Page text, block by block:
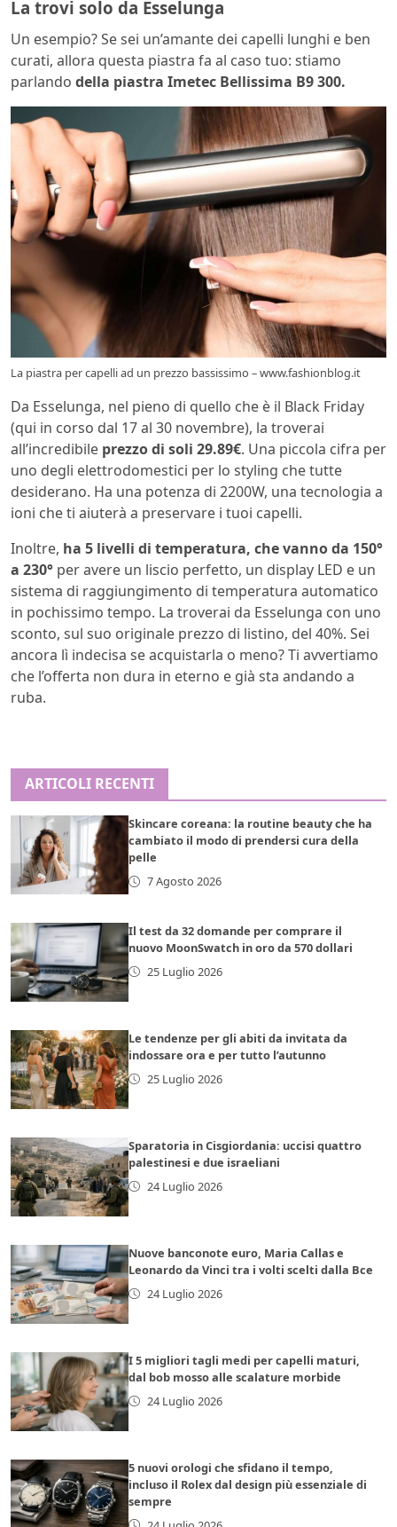
La trovi solo da Esselunga
Un esempio? Se sei un’amante dei capelli lunghi e ben
curati, allora questa piastra fa al caso tuo: stiamo
parlando della piastra Imetec Bellissima B9 300.
La piastra per capelli ad un prezzo bassissimo – www.fashionblog.it
Da Esselunga, nel pieno di quello che è il Black Friday
(qui in corso dal 17 al 30 novembre), la troverai
all’incredibile prezzo di soli 29.89€. Una piccola cifra per
uno degli elettrodomestici per lo styling che tutte
desiderano. Ha una potenza di 2200W, una tecnologia a
ioni che ti aiuterà a preservare i tuoi capelli.
Inoltre, ha 5 livelli di temperatura, che vanno da 150°
a 230° per avere un liscio perfetto, un display LED e un
sistema di raggiungimento di temperatura automatico
in pochissimo tempo. La troverai da Esselunga con uno
sconto, sul suo originale prezzo di listino, del 40%. Sei
ancora lì indecisa se acquistarla o meno? Ti avvertiamo
che l’offerta non dura in eterno e già sta andando a
ruba.
ARTICOLI RECENTI
Skincare coreana: la routine beauty che ha
cambiato il modo di prendersi cura della
pelle
7 Agosto 2026
Il test da 32 domande per comprare il
nuovo MoonSwatch in oro da 570 dollari
25 Luglio 2026
Le tendenze per gli abiti da invitata da
indossare ora e per tutto l’autunno
25 Luglio 2026
Sparatoria in Cisgiordania: uccisi quattro
palestinesi e due israeliani
24 Luglio 2026
Nuove banconote euro, Maria Callas e
Leonardo da Vinci tra i volti scelti dalla Bce
24 Luglio 2026
I 5 migliori tagli medi per capelli maturi,
dal bob mosso alle scalature morbide
24 Luglio 2026
5 nuovi orologi che sfidano il tempo,
incluso il Rolex dal design più essenziale di
sempre